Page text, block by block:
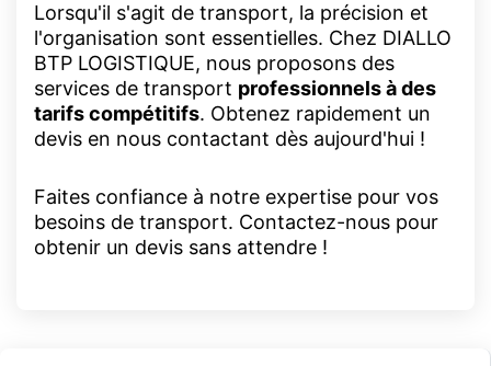
Lorsqu'il s'agit de transport, la précision et
l'organisation sont essentielles. Chez DIALLO
BTP LOGISTIQUE, nous proposons des
services de transport professionnels à des
tarifs compétitifs. Obtenez rapidement un
devis en nous contactant dès aujourd'hui !
Faites confiance à notre expertise pour vos
besoins de transport. Contactez-nous pour
obtenir un devis sans attendre !